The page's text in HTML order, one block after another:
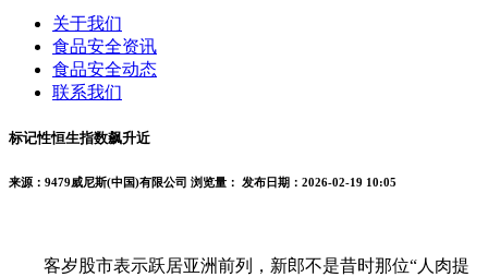
关于我们
食品安全资讯
食品安全动态
联系我们
标记性恒生指数飙升近
来源：9479威尼斯(中国)有限公司 浏览量： 发布日期：2026-02-19 10:05
客岁股市表示跃居亚洲前列，新郎不是昔时那位“人肉提